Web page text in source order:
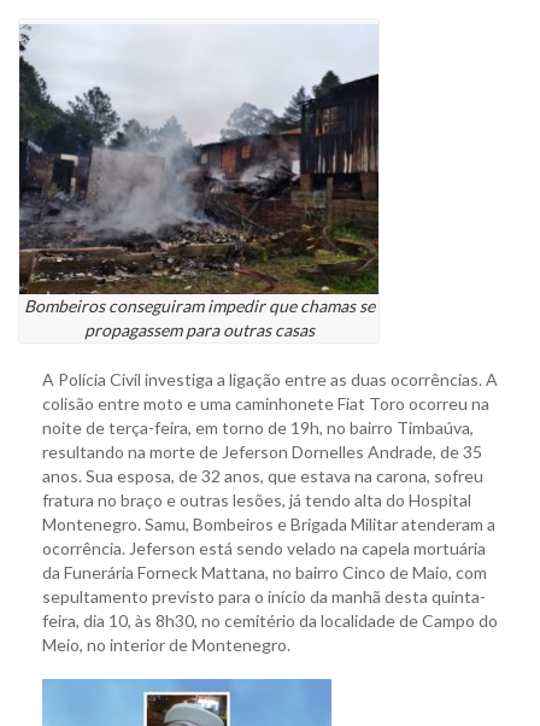
Bombeiros conseguiram impedir que chamas se
propagassem para outras casas
A Polícia Civil investiga a ligação entre as duas ocorrências. A
colisão entre moto e uma caminhonete Fiat Toro ocorreu na
noite de terça-feira, em torno de 19h, no bairro Timbaúva,
resultando na morte de Jeferson Dornelles Andrade, de 35
anos. Sua esposa, de 32 anos, que estava na carona, sofreu
fratura no braço e outras lesões, já tendo alta do Hospital
Montenegro. Samu, Bombeiros e Brigada Militar atenderam a
ocorrência. Jeferson está sendo velado na capela mortuária
da Funerária Forneck Mattana, no bairro Cinco de Maio, com
sepultamento previsto para o início da manhã desta quinta-
feira, dia 10, às 8h30, no cemitério da localidade de Campo do
Meio, no interior de Montenegro.